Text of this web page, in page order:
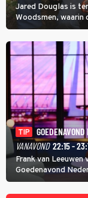
Jared Douglas is
Woodsmen,
tijd probeert hij een
toekomst van het
TIP
VANAVOND 22:15 -
Frank van
Goedenavond
journalist en De
om met Sam